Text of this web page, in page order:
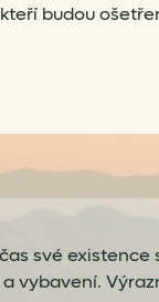
budou
své
vybavení.